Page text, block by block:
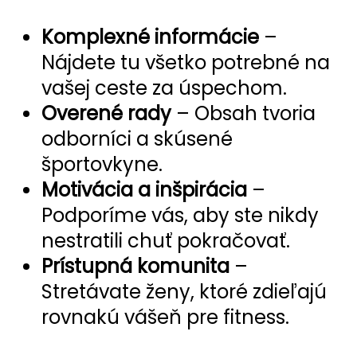
Komplexné informácie –
Nájdete tu všetko potrebné na
vašej ceste za úspechom.
Overené rady– Obsah tvoria
odborníci a skúsené
športovkyne.
Motivácia a inšpirácia –
Podporíme vás, aby ste nikdy
nestratili chuť pokračovať.
Prístupná komunita –
Stretávate ženy, ktoré zdieľajú
rovnakú vášeň pre fitness.